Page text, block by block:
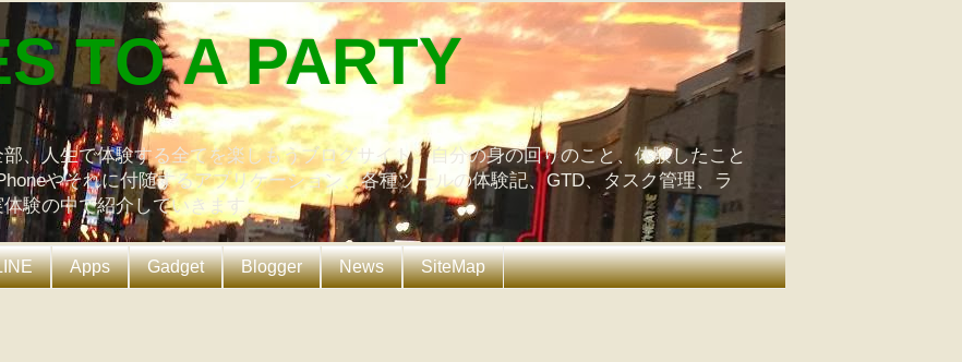
TO A PARTY
、人生で体験する全てを楽しもうブログサイト。自分の身の回りのこと、体験したこと
やそれに付随するアプリケーション、各種ツールの体験記、GTD、タスク管理、ラ
験の中で紹介していきます。
Apps Gadget Blogger News SiteMap